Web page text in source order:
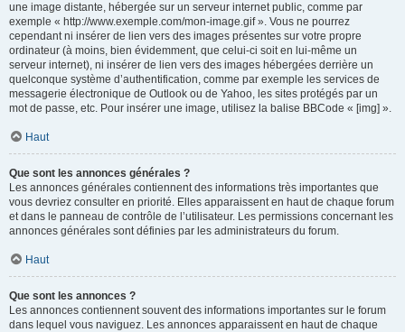
une image distante, hébergée sur un serveur internet public, comme par
exemple « http://www.exemple.com/mon-image.gif ». Vous ne pourrez
cependant ni insérer de lien vers des images présentes sur votre propre
ordinateur (à moins, bien évidemment, que celui-ci soit en lui-même un
serveur internet), ni insérer de lien vers des images hébergées derrière un
quelconque système d’authentification, comme par exemple les services de
messagerie électronique de Outlook ou de Yahoo, les sites protégés par un
mot de passe, etc. Pour insérer une image, utilisez la balise BBCode « [img] ».
Haut
Que sont les annonces générales ?
Les annonces générales contiennent des informations très importantes que
vous devriez consulter en priorité. Elles apparaissent en haut de chaque forum
et dans le panneau de contrôle de l’utilisateur. Les permissions concernant les
annonces générales sont définies par les administrateurs du forum.
Haut
Que sont les annonces ?
Les annonces contiennent souvent des informations importantes sur le forum
dans lequel vous naviguez. Les annonces apparaissent en haut de chaque